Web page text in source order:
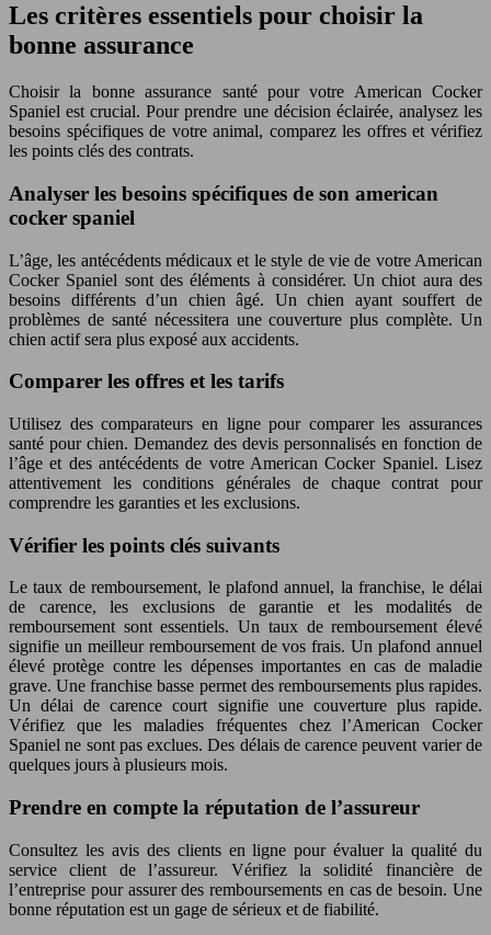
Les critères essentiels pour choisir la
bonne assurance
Choisir la bonne assurance santé pour votre American Cocker
Spaniel est crucial. Pour prendre une décision éclairée, analysez les
besoins spécifiques de votre animal, comparez les offres et vérifiez
les points clés des contrats.
Analyser les besoins spécifiques de son american
cocker spaniel
L’âge, les antécédents médicaux et le style de vie de votre American
Cocker Spaniel sont des éléments à considérer. Un chiot aura des
besoins différents d’un chien âgé. Un chien ayant souffert de
problèmes de santé nécessitera une couverture plus complète. Un
chien actif sera plus exposé aux accidents.
Comparer les offres et les tarifs
Utilisez des comparateurs en ligne pour comparer les assurances
santé pour chien. Demandez des devis personnalisés en fonction de
l’âge et des antécédents de votre American Cocker Spaniel. Lisez
attentivement les conditions générales de chaque contrat pour
comprendre les garanties et les exclusions.
Vérifier les points clés suivants
Le taux de remboursement, le plafond annuel, la franchise, le délai
de carence, les exclusions de garantie et les modalités de
remboursement sont essentiels. Un taux de remboursement élevé
signifie un meilleur remboursement de vos frais. Un plafond annuel
élevé protège contre les dépenses importantes en cas de maladie
grave. Une franchise basse permet des remboursements plus rapides.
Un délai de carence court signifie une couverture plus rapide.
Vérifiez que les maladies fréquentes chez l’American Cocker
Spaniel ne sont pas exclues. Des délais de carence peuvent varier de
quelques jours à plusieurs mois.
Prendre en compte la réputation de l’assureur
Consultez les avis des clients en ligne pour évaluer la qualité du
service client de l’assureur. Vérifiez la solidité financière de
l’entreprise pour assurer des remboursements en cas de besoin. Une
bonne réputation est un gage de sérieux et de fiabilité.